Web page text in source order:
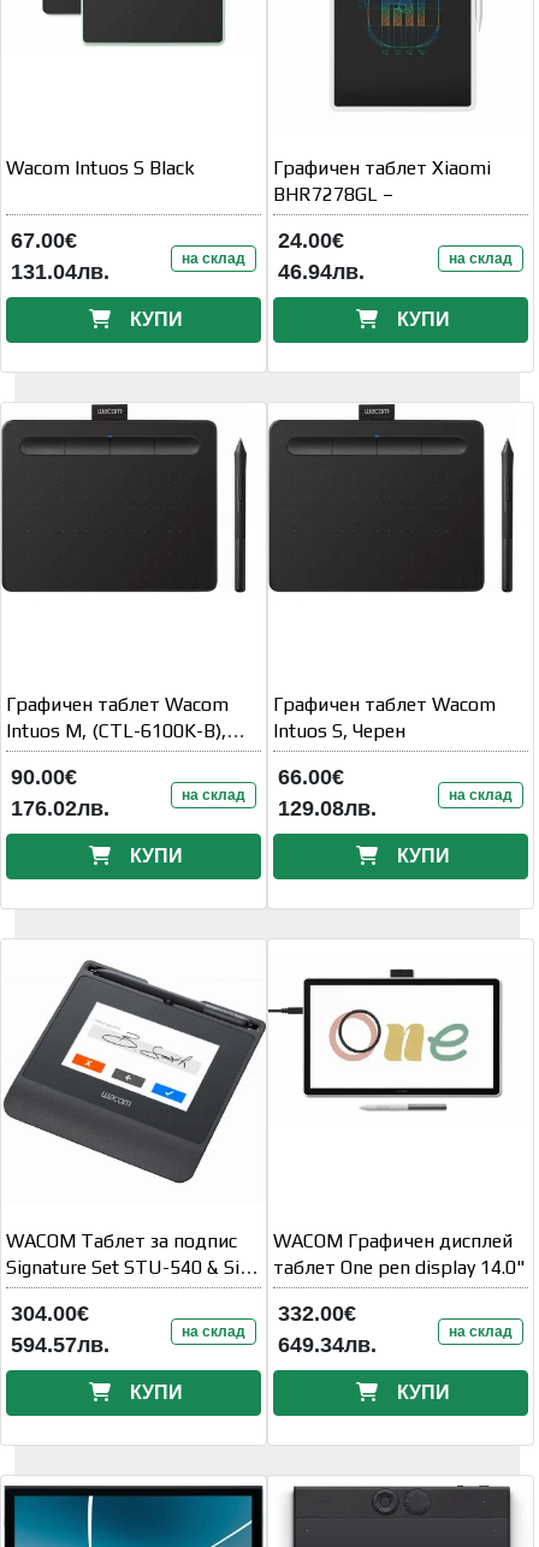
Wacom Intuos S Black
67.00€
131.04лв.
на склад
КУПИ
Графичен таблет Xiaomi
BHR7278GL –
24.00€
46.94лв.
на склад
КУПИ
Графичен таблет Wacom
Intuos M, (CTL-6100K-B),
Черен
90.00€
176.02лв.
на склад
КУПИ
Графичен таблет Wacom
Intuos S, Черен
66.00€
129.08лв.
на склад
КУПИ
WACOM Таблет за подпис
Signature Set STU-540 & Sign
Pro PDF
304.00€
594.57лв.
на склад
КУПИ
WACOM Графичен дисплей
таблет One pen display 14.0"
332.00€
649.34лв.
на склад
КУПИ